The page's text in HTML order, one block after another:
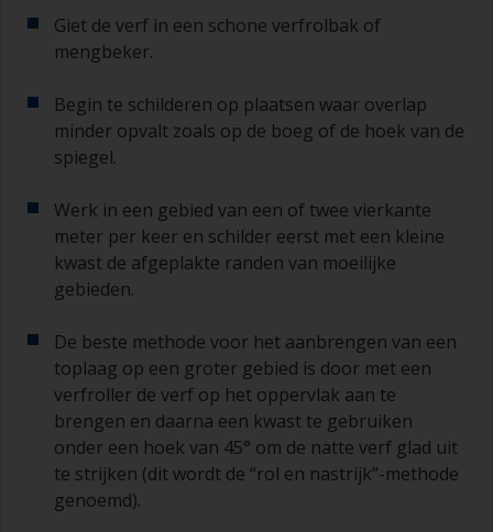
Als u primers aanbrengt met antifouling
dat de tijd tussen het einde van het aanbrengen
van de epoxy primer en de eerste laag
antifouling niet langer is dan vermeld op de
datasheet of het etiket. Dit is met name van
deze intervaltijd mist, moet u de primer schuren
of een nieuwe laag aanbrengen en ervoor
zorgen dat u de overschildertijd niet opnieuw
overschrijdt.
lopers of zakkers ontstaat (of als de lagen vuil
blijken te bevatten), moeten deze weggeschuurd
worden met schuurpapier korrelgrofte P120-220.
Begin met schuurpapier korrelgrofte P220 en als
dit steeds verstopt raakt, ga dan over op papier
met korrelgrofte P120. Als u groffer
schuurpapier gebruikt, dan loopt u het risico dat
u te veel product verwijdert en/of te ver
Giet de verf in een schone verfrolbak of
mengbeker.
Begin te schilderen op plaatsen waar overlap
minder opvalt zoals op de boeg of de hoek van de
spiegel.
Werk in een gebied van een of twee vierkante
meter per keer en schilder eerst met een kleine
kwast de afgeplakte randen van moeilijke
gebieden.
De beste methode voor het aanbrengen van een
toplaag op een groter gebied is door met een
verfroller de verf op het oppervlak aan te
brengen en daarna een kwast te gebruiken
onder een hoek van 45° om de natte verf glad uit
te strijken (dit wordt de “rol en nastrijk”-methode
genoemd).